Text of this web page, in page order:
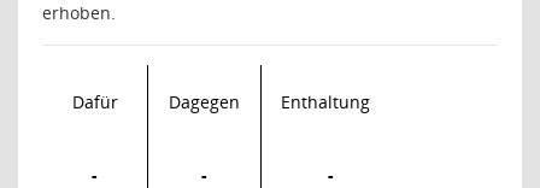
erhoben.
Dafür Dagegen Enthaltung
- - -